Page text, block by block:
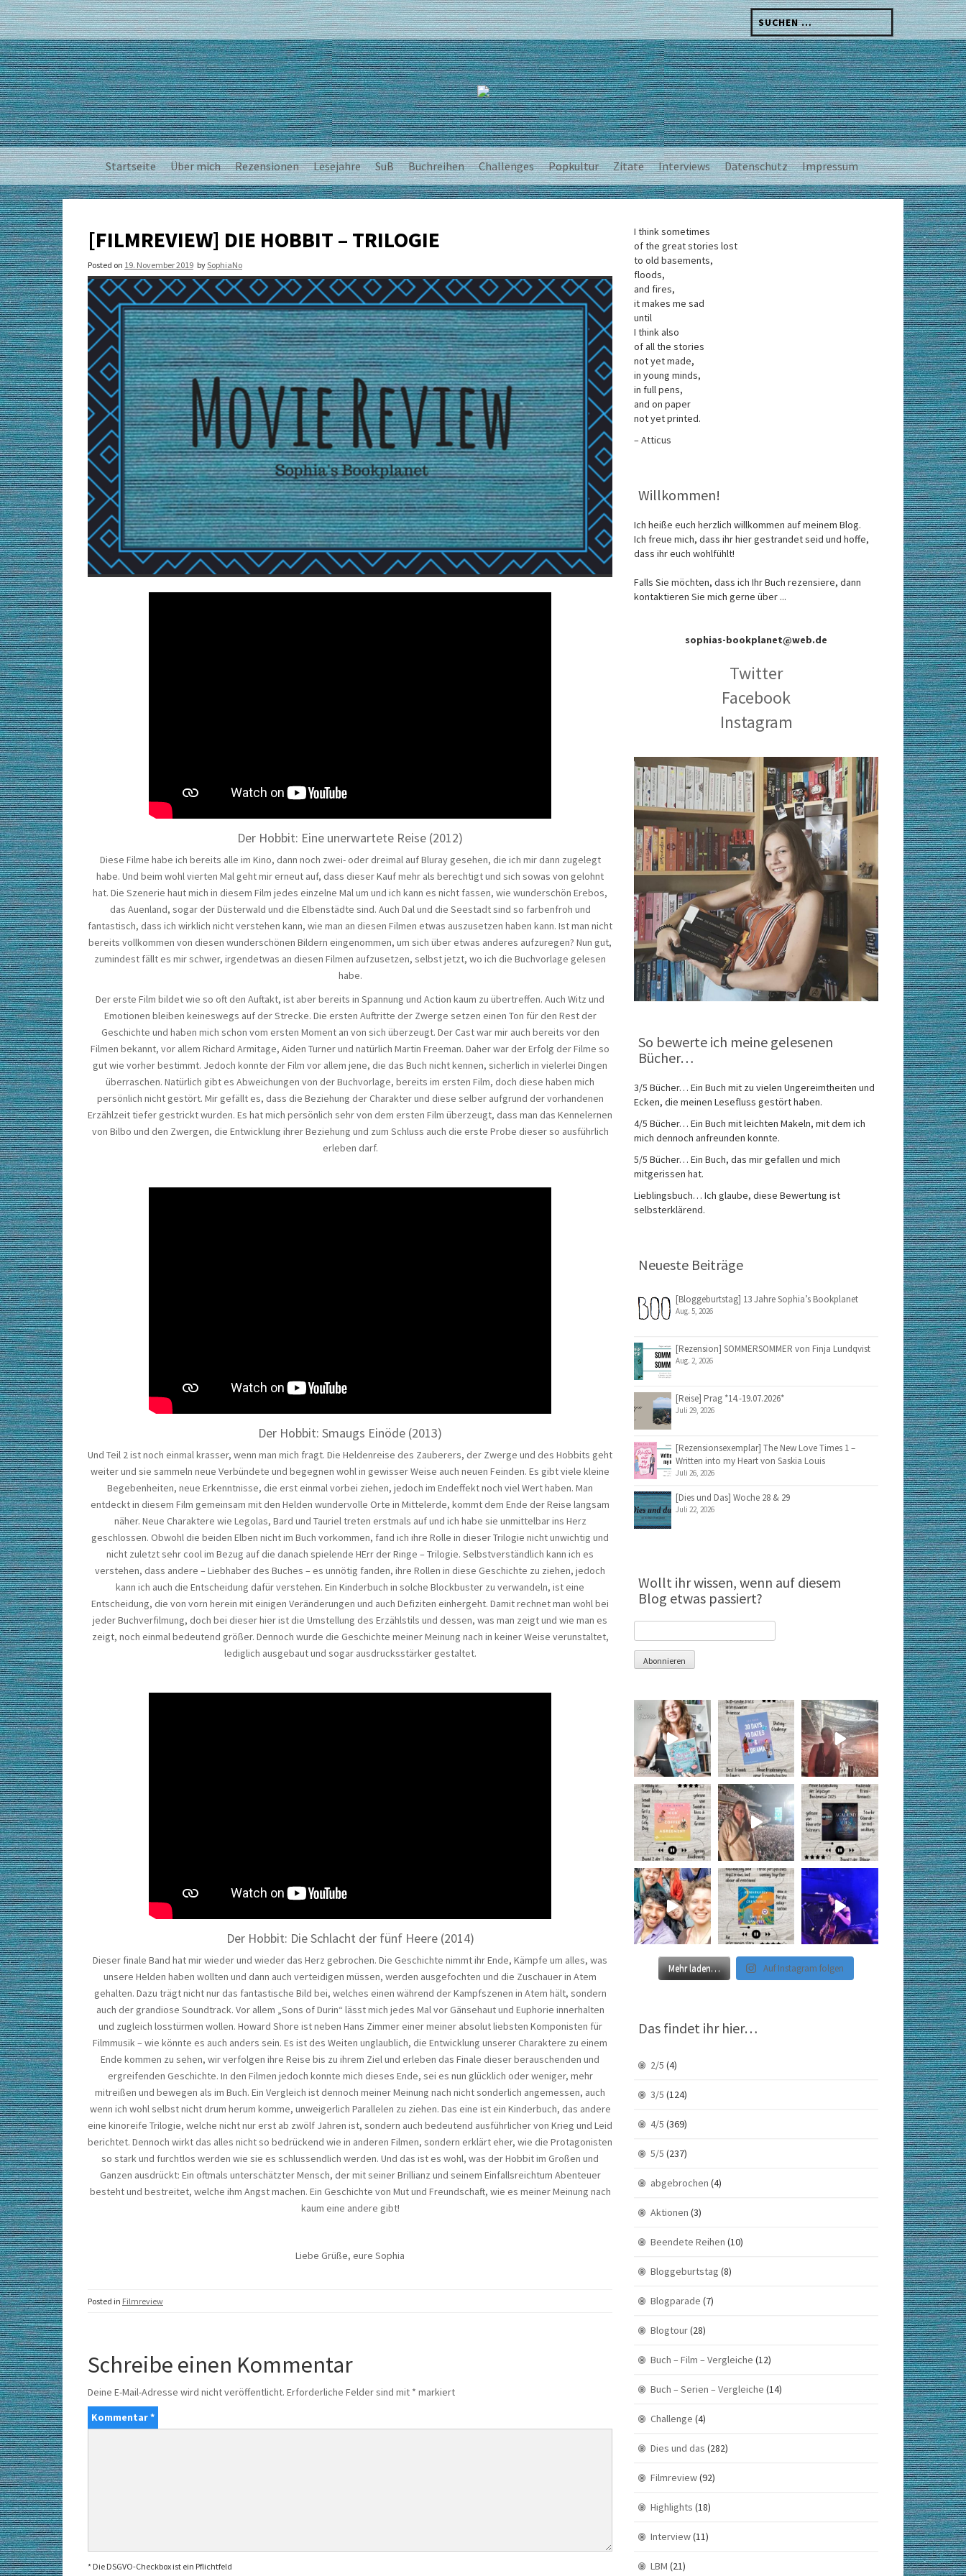
Skip
to
content
Suchen
nach:
Startseite Über mich Rezensionen Lesejahre SuB Buchreihen Challenges Popkultur Zitate Interviews Datenschutz Impressum
[FILMREVIEW] DIE HOBBIT – TRILOGIE
Posted on 19. November 2019 bySophiaNo
Der Hobbit: Eine unerwartete Reise (2012)
Diese Filme habe ich bereits alle im Kino, dann noch zwei- oder dreimal auf Bluray gesehen, die ich mir dann zugelegt
habe. Und beim wohl vierten Mal geht mir erneut auf, dass dieser Kauf mehr als berechtigt und sich sowas von gelohnt
hat. Die Szenerie haut mich in diesem Film jedes einzelne Mal um und ich kann es nicht fassen, wie wunderschön Erebos,
das Auenland, sogar der Düsterwald und die Elbenstädte sind. Auch Dal und die Seestadt sind so farbenfroh und
fantastisch, dass ich wirklich nicht verstehen kann, wie man an diesen Filmen etwas auszusetzen haben kann. Ist man nicht
bereits vollkommen von diesen wunderschönen Bildern eingenommen, um sich über etwas anderes aufzuregen? Nun gut,
zumindest fällt es mir schwer, irgendetwas an diesen Filmen aufzusetzen, selbst jetzt, wo ich die Buchvorlage gelesen
habe.
Der erste Film bildet wie so oft den Auftakt, ist aber bereits in Spannung und Action kaum zu übertreffen. Auch Witz und
Emotionen bleiben keineswegs auf der Strecke. Die ersten Auftritte der Zwerge setzen einen Ton für den Rest der
Geschichte und haben mich schon vom ersten Moment an von sich überzeugt. Der Cast war mir auch bereits vor den
Filmen bekannt, vor allem Richard Armitage, Aiden Turner und natürlich Martin Freeman. Daher war der Erfolg der Filme so
gut wie vorher bestimmt. Jedoch konnte der Film vor allem jene, die das Buch nicht kennen, sicherlich in vielerlei Dingen
überraschen. Natürlich gibt es Abweichungen von der Buchvorlage, bereits im ersten Film, doch diese haben mich
persönlich nicht gestört. Mir gefällt es, dass die Beziehung der Charakter und diese selber aufgrund der vorhandenen
Erzählzeit tiefer gestrickt wurden. Es hat mich persönlich sehr von dem ersten Film überzeugt, dass man das Kennelernen
von Bilbo und den Zwergen, die Entwicklung ihrer Beziehung und zum Schluss auch die erste Probe dieser so ausführlich
erleben darf.
Der Hobbit: Smaugs Einöde (2013)
Und Teil 2 ist noch einmal krasser, wenn man mich fragt. Die Heldenreise des Zauberers, der Zwerge und des Hobbits geht
weiter und sie sammeln neue Verbündete und begegnen wohl in gewisser Weise auch neuen Feinden. Es gibt viele kleine
Begebenheiten, neue Erkenntnisse, die erst einmal vorbei ziehen, jedoch im Endeffekt noch viel Wert haben. Man
entdeckt in diesem Film gemeinsam mit den Helden wundervolle Orte in Mittelerde, kommt dem Ende der Reise langsam
näher. Neue Charaktere wie Legolas, Bard und Tauriel treten erstmals auf und ich habe sie unmittelbar ins Herz
geschlossen. Obwohl die beiden Elben nicht im Buch vorkommen, fand ich ihre Rolle in dieser Trilogie nicht unwichtig und
nicht zuletzt sehr cool im Bezug auf die danach spielende HErr der Ringe – Trilogie. Selbstverständlich kann ich es
verstehen, dass andere – Liebhaber des Buches – es unnötig fanden, ihre Rollen in diese Geschichte zu ziehen, jedoch
kann ich auch die Entscheidung dafür verstehen. Ein Kinderbuch in solche Blockbuster zu verwandeln, ist eine
Entscheidung, die von vorn herein mit einigen Veränderungen und auch Defiziten einhergeht. Damit rechnet man wohl bei
jeder Buchverfilmung, doch bei dieser hier ist die Umstellung des Erzählstils und dessen, was man zeigt und wie man es
zeigt, noch einmal bedeutend größer. Dennoch wurde die Geschichte meiner Meinung nach in keiner Weise verunstaltet,
lediglich ausgebaut und sogar ausdrucksstärker gestaltet.
Der Hobbit: Die Schlacht der fünf Heere (2014)
Dieser finale Band hat mir wieder und wieder das Herz gebrochen. Die Geschichte nimmt ihr Ende, Kämpfe um alles, was
unsere Helden haben wollten und dann auch verteidigen müssen, werden ausgefochten und die Zuschauer in Atem
gehalten. Dazu trägt nicht nur das fantastische Bild bei, welches einen während der Kampfszenen in Atem hält, sondern
auch der grandiose Soundtrack. Vor allem „Sons of Durin“ lässt mich jedes Mal vor Gänsehaut und Euphorie innerhalten
und zugleich losstürmen wollen. Howard Shore ist neben Hans Zimmer einer meiner absolut liebsten Komponisten für
Filmmusik – wie könnte es auch anders sein. Es ist des Weiten unglaublich, die Entwicklung unserer Charaktere zu einem
Ende kommen zu sehen, wir verfolgen ihre Reise bis zu ihrem Ziel und erleben das Finale dieser berauschenden und
ergreifenden Geschichte. In den Filmen jedoch konnte mich dieses Ende, sei es nun glücklich oder weniger, mehr
mitreißen und bewegen als im Buch. Ein Vergleich ist dennoch meiner Meinung nach nicht sonderlich angemessen, auch
wenn ich wohl selbst nicht drum herum komme, unweigerlich Parallelen zu ziehen. Das eine ist ein Kinderbuch, das andere
eine kinoreife Trilogie, welche nicht nur erst ab zwölf Jahren ist, sondern auch bedeutend ausführlicher von Krieg und Leid
berichtet. Dennoch wirkt das alles nicht so bedrückend wie in anderen Filmen, sondern erklärt eher, wie die Protagonisten
so stark und furchtlos werden wie sie es schlussendlich werden. Und das ist es wohl, was der Hobbit im Großen und
Ganzen ausdrückt: Ein oftmals unterschätzter Mensch, der mit seiner Brillianz und seinem Einfallsreichtum Abenteuer
besteht und bestreitet, welche ihm Angst machen. Ein Geschichte von Mut und Freundschaft, wie es meiner Meinung nach
kaum eine andere gibt!
Liebe Grüße, eure Sophia
Posted in Filmreview
Schreibe einen Kommentar
Deine E-Mail-Adresse wird nicht veröffentlicht. Erforderliche Felder sind mit * markiert
Kommentar*
* Die DSGVO-Checkbox ist ein Pflichtfeld
I think sometimes
of the great stories lost
to old basements,
floods,
and fires,
it makes me sad
until
I think also
of all the stories
not yet made,
in young minds,
in full pens,
and on paper
not yet printed.
– Atticus
Willkommen!
Ich heiße euch herzlich willkommen auf meinem Blog.
Ich freue mich, dass ihr hier gestrandet seid und hoffe,
dass ihr euch wohlfühlt!
Falls Sie möchten, dass ich Ihr Buch rezensiere, dann
kontaktieren Sie mich gerne über ...
sophias-bookplanet@web.de
Twitter
Facebook
Instagram
So bewerte ich meine gelesenen
Bücher…
3/5 Bücher… Ein Buch mit zu vielen Ungereimtheiten und
Ecken, die meinen Lesefluss gestört haben.
4/5 Bücher… Ein Buch mit leichten Makeln, mit dem ich
mich dennoch anfreunden konnte.
5/5 Bücher… Ein Buch, das mir gefallen und mich
mitgerissen hat.
Lieblingsbuch… Ich glaube, diese Bewertung ist
selbsterklärend.
Neueste Beiträge
[Bloggeburtstag] 13 Jahre Sophia’s Bookplanet
Aug. 5, 2026
[Rezension] SOMMERSOMMER von Finja Lundqvist
Aug. 2, 2026
[Reise] Prag *14.-19.07.2026*
Juli 29, 2026
[Rezensionsexemplar] The New Love Times 1 –
Written into my Heart von Saskia Louis
Juli 26, 2026
[Dies und Das] Woche 28 & 29
Juli 22, 2026
Wollt ihr wissen, wenn auf diesem
Blog etwas passiert?
Mehr laden… Auf Instagram folgen
Das findet ihr hier…
2/5 (4)
3/5 (124)
4/5 (369)
5/5 (237)
abgebrochen (4)
Aktionen (3)
Beendete Reihen (10)
Bloggeburtstag (8)
Blogparade (7)
Blogtour(28)
Buch – Film – Vergleiche (12)
Buch – Serien – Vergleiche (14)
Challenge (4)
Dies und das (282)
Filmreview(92)
Highlights (18)
Interview(11)
LBM (21)